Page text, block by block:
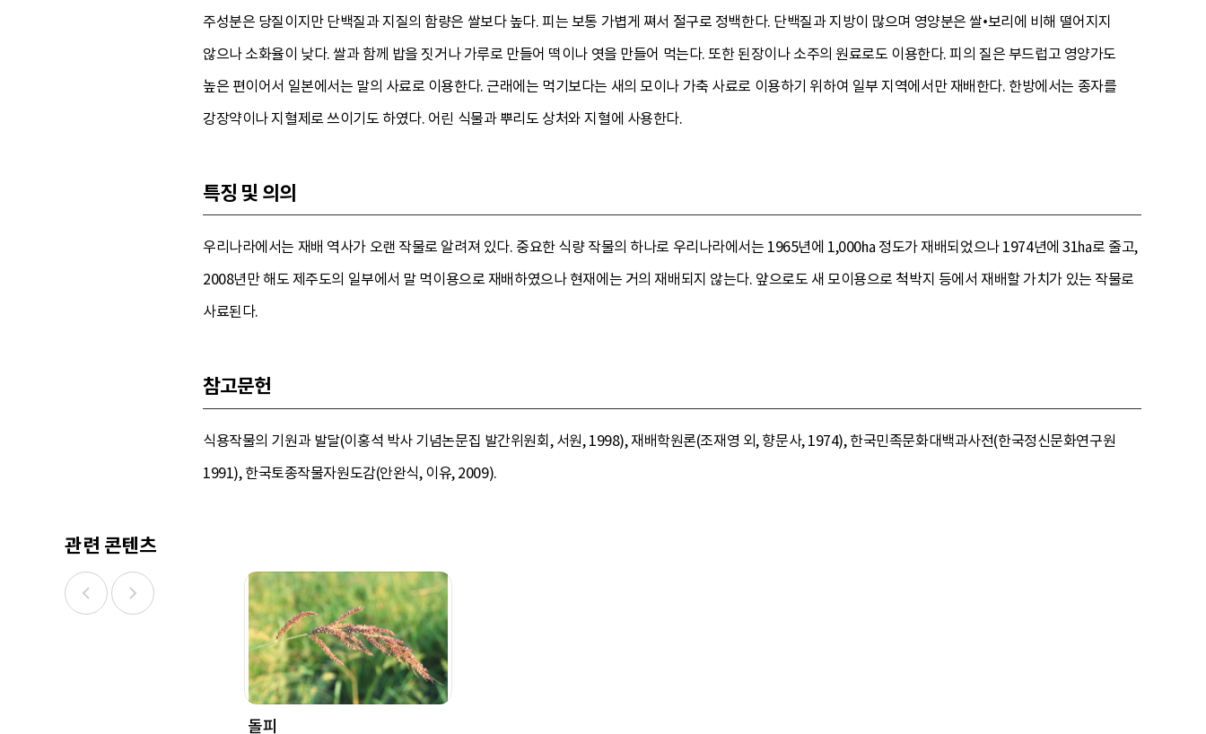
주성분은 당질이지만 단백질과 지질의 함량은 쌀보다 높다. 피는 보통 가볍게 쪄서 절구로 정백한다. 단백질과 지방이 많으며 영양분은 쌀•보리에 비해 떨어지지
않으나 소화율이 낮다. 쌀과 함께 밥을 짓거나 가루로 만들어 떡이나 엿을 만들어 먹는다. 또한 된장이나 소주의 원료로도 이용한다. 피의 질은 부드럽고 영양가도
높은 편이어서 일본에서는 말의 사료로 이용한다. 근래에는 먹기보다는 새의 모이나 가축 사료로 이용하기 위하여 일부 지역에서만 재배한다. 한방에서는 종자를
강장약이나 지혈제로 쓰이기도 하였다. 어린 식물과 뿌리도 상처와 지혈에 사용한다.
특징 및 의의
우리나라에서는 재배 역사가 오랜 작물로 알려져 있다. 중요한 식량 작물의 하나로 우리나라에서는 1965년에 1,000㏊ 정도가 재배되었으나 1974년에 31㏊로 줄고,
2008년만 해도 제주도의 일부에서 말 먹이용으로 재배하였으나 현재에는 거의 재배되지 않는다. 앞으로도 새 모이용으로 척박지 등에서 재배할 가치가 있는 작물로
사료된다.
참고문헌
식용작물의 기원과 발달(이홍석 박사 기념논문집 발간위원회, 서원, 1998), 재배학원론(조재영 외, 향문사, 1974), 한국민족문화대백과사전(한국정신문화연구원
1991), 한국토종작물자원도감(안완식, 이유, 2009).
관련 콘텐츠
돌피